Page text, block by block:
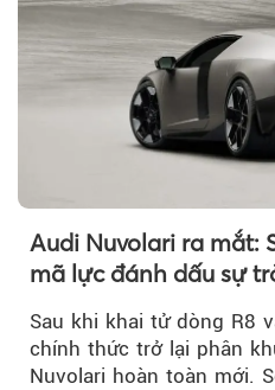
Audi Nuvolari ra mắt:
mã lực đánh dấu sự
Sau khi khai tử dòng R8
chính thức trở lại phân
Nuvolari hoàn toàn mới.